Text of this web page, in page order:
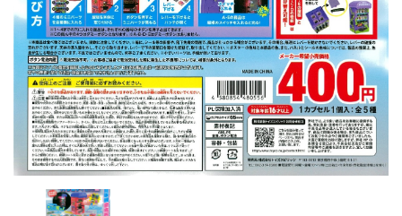
景品・玩具・文具
販促用カプセルトイ
よくあるご質問